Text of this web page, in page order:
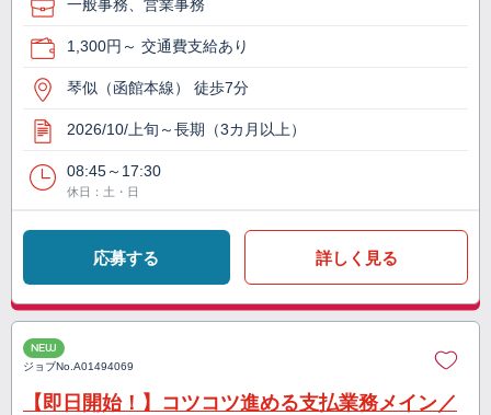
一般事務、営業事務
1,300円～ 交通費支給あり
琴似（函館本線） 徒歩7分
2026/10/上旬～長期（3カ月以上）
08:45～17:30
休日：土・日
応募する 詳しく見る
NEW
ジョブNo.A01494069
【即日開始！】コツコツ進める支払業務メイン／